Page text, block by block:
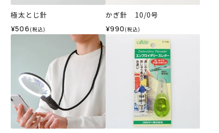
極太とじ針
¥506 (税込)
かぎ針 10/0号
¥990 (税込)